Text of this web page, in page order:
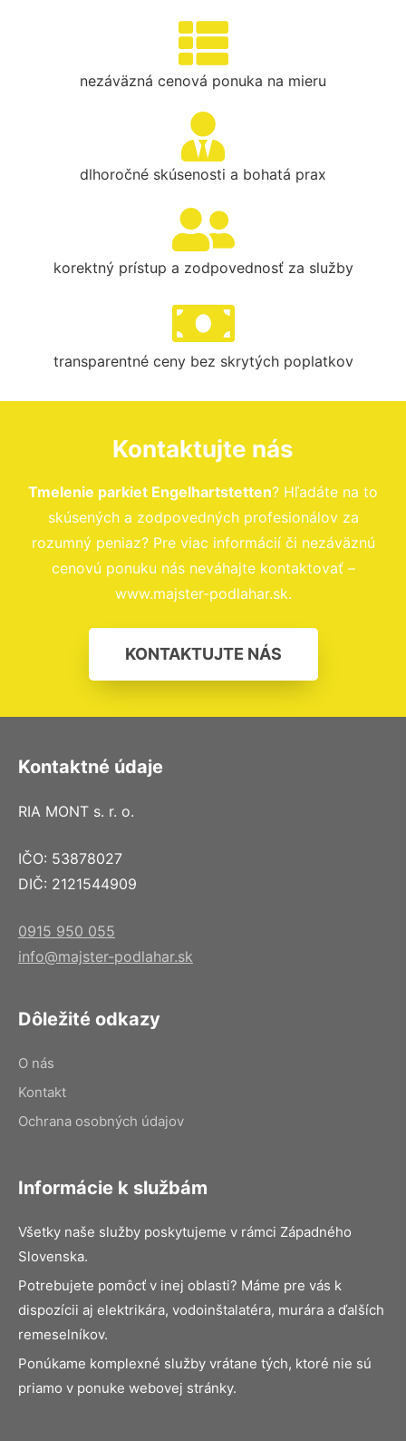
nezáväzná cenová ponuka na mieru
dlhoročné skúsenosti a bohatá prax
korektný prístup a zodpovednosť za služby
transparentné ceny bez skrytých poplatkov
Kontaktujte nás
Tmelenie parkiet Engelhartstetten? Hľadáte na to
skúsených a zodpovedných profesionálov za
rozumný peniaz? Pre viac informácií či nezáväznú
cenovú ponuku nás neváhajte kontaktovať –
www.majster-podlahar.sk.
KONTAKTUJTE NÁS
Kontaktné údaje
RIA MONT s. r. o.
IČO: 53878027
DIČ: 2121544909
0915 950 055
info@majster-podlahar.sk
Dôležité odkazy
O nás
Kontakt
Ochrana osobných údajov
Informácie k službám
Všetky naše služby poskytujeme v rámci Západného
Slovenska.
Potrebujete pomôcť v inej oblasti? Máme pre vás k
dispozícii aj elektrikára, vodoinštalatéra, murára a ďalších
remeselníkov.
Ponúkame komplexné služby vrátane tých, ktoré nie sú
priamo v ponuke webovej stránky.